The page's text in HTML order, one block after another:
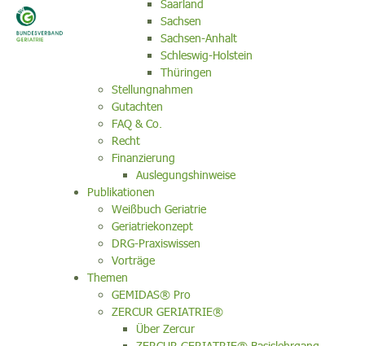
Saarland
Sachsen
Sachsen-Anhalt
Schleswig-Holstein
Thüringen
Stellungnahmen
Gutachten
FAQ & Co.
Recht
Finanzierung
Auslegungshinweise
Publikationen
Weißbuch Geriatrie
Geriatriekonzept
DRG-Praxiswissen
Vorträge
Themen
GEMIDAS® Pro
ZERCUR GERIATRIE®
Über Zercur